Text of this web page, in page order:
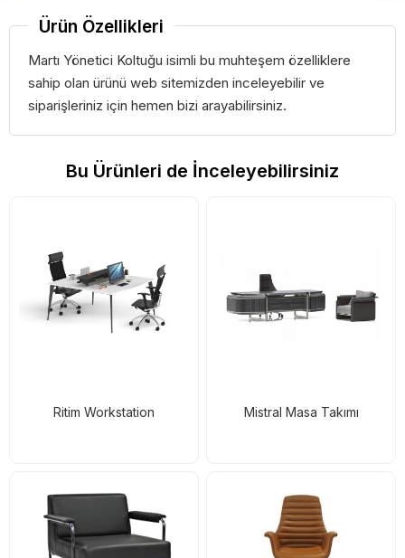
Ürün Özellikleri
Martı Yönetici Koltuğu isimli bu muhteşem özelliklere
sahip olan ürünü web sitemizden inceleyebilir ve
siparişleriniz için hemen bizi arayabilirsiniz.
Bu Ürünleri de İnceleyebilirsiniz
Ritim Workstation Mistral Masa Takımı